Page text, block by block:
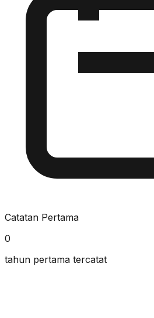
Catatan Pertama
0
tahun pertama tercatat